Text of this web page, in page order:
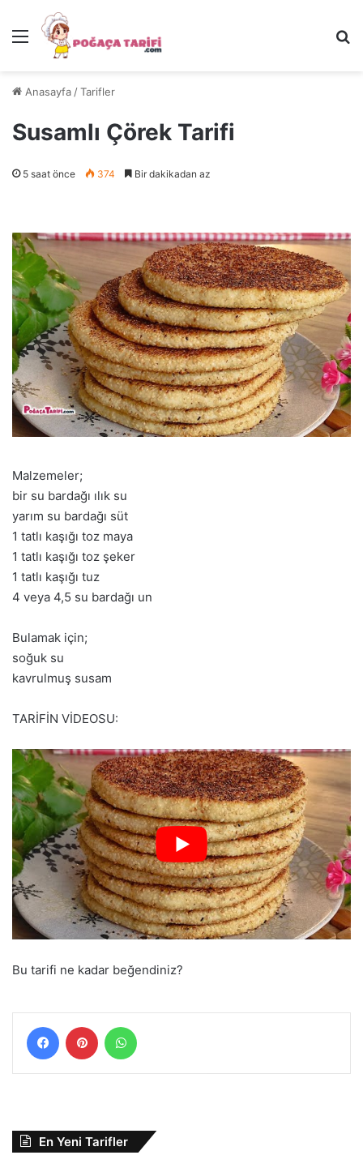
Menü
Anasayfa /Tarifler
Susamlı Çörek Tarifi
5 saat önce 374 Bir dakikadan az
Malzemeler;
bir su bardağı ılık su
yarım su bardağı süt
1 tatlı kaşığı toz maya
1 tatlı kaşığı toz şeker
1 tatlı kaşığı tuz
4 veya 4,5 su bardağı un
Bulamak için;
soğuk su
kavrulmuş susam
TARİFİN VİDEOSU:
Bu tarifi ne kadar beğendiniz?
FacebookPinterest
En Yeni Tarifler